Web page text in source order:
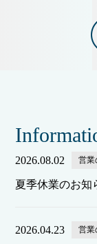
2026.08.02 営業
夏季休業のお知
2026.04.23 営業